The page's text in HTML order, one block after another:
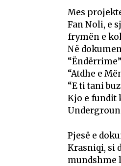
Mes
Fan Noli, e
frymën e
Në
“Ëndërrime”
“Atdhe e
“E ti tani
Kjo e fundit
Pjesë e
Krasniqi, si
mundshme